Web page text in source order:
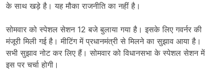
के साथ खड़े है। यह मौका राजनीति का नहीं है।
सोमवार को स्पेशल सेशन 12 बजे बुलाया गया है। इसके लिए गवर्नर की
मंजूरी मिली गई है। मीटिंग में प्रधानमंत्री से मिलने का सुझाव आया है।
सभी सुझाव नोट कर लिए हैं। सोमवार को विधानसभा के स्पेशल सेशन में
इस पर चर्चा होगी।